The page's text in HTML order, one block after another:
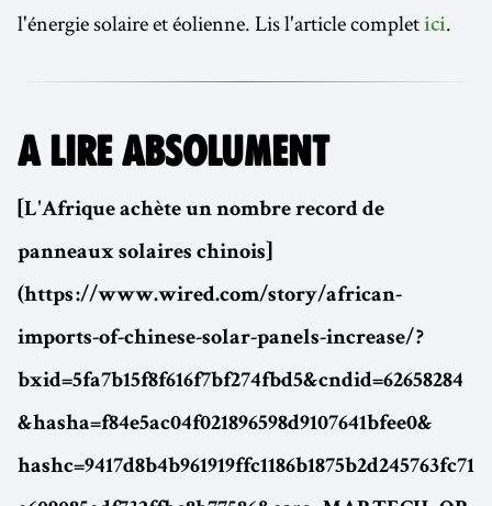
l'énergie solaire et éolienne. Lis l'article complet ici.
A LIRE ABSOLUMENT
[L'Afrique achète un nombre record de
panneaux solaires chinois]
(https ://www.wired.com/story/african-
imports-of-chinese-solar-panels-increase/ ?
bxid=5fa7b15f8f616f7bf274fbd5&cndid=62658284
&hasha=f84e5ac04f021896598d9107641bfee0&
hashc=9417d8b4b961919ffc1186b1875b2d245763fc71